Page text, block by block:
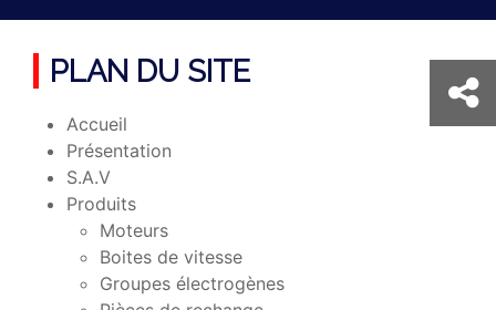
PLAN DU SITE
Accueil
Présentation
S.A.V
Produits
Moteurs
Boites de vitesse
Groupes électrogènes